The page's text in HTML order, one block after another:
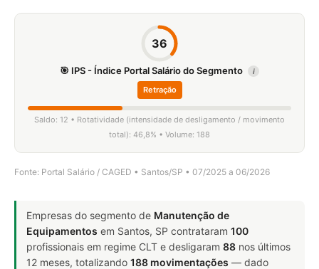
36
🎯 IPS - Índice Portal Salário do Segmento i
Retração
Saldo: 12 • Rotatividade (intensidade de desligamento / movimento
total): 46,8% • Volume: 188
Fonte: Portal Salário / CAGED • Santos/SP • 07/2025 a 06/2026
Empresas do segmento de Manutenção de
Equipamentos em Santos, SP contrataram 100
profissionais em regime CLT e desligaram 88 nos últimos
12 meses, totalizando 188 movimentações — dado